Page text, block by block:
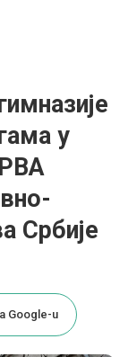
у
Србије
Google-u